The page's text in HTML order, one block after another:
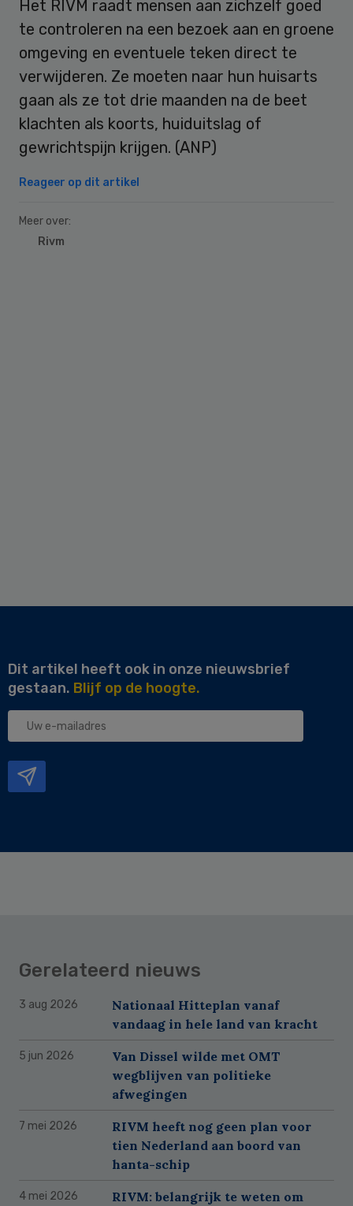
Het RIVM raadt mensen aan zichzelf goed
te controleren na een bezoek aan en groene
omgeving en eventuele teken direct te
verwijderen. Ze moeten naar hun huisarts
gaan als ze tot drie maanden na de beet
klachten als koorts, huiduitslag of
gewrichtspijn krijgen. (ANP)
Reageer op dit artikel
Meer over:
Rivm
Dit artikel heeft ook in onze nieuwsbrief
gestaan. Blijf op de hoogte.
Uw
Gerelateerd nieuws
3 aug 2026
Nationaal Hitteplan vanaf
vandaag in hele land van kracht
5 jun 2026
Van Dissel wilde met OMT
wegblijven van politieke
afwegingen
7 mei 2026
RIVM heeft nog geen plan voor
tien Nederland aan boord van
hanta-schip
4 mei 2026
RIVM: belangrijk te weten om